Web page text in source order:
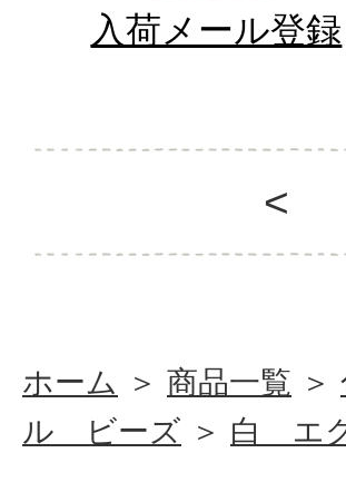
入荷メール登録
<
ホーム ＞ 商品一覧 ＞
ル ビーズ ＞ 白 エ